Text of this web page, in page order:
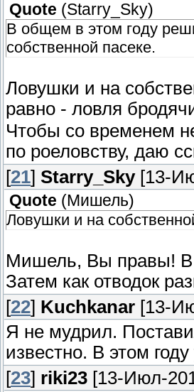
Quote (Starry_Sky)
В общем в этом году
собственной пасеке.
Ловушки и на
равно - ловля
Чтобы со временем
по роеловству, даю
[21] Starry_Sky[13-
Quote (Мишель)
Ловушки и на
Мишель, Вы правы! В
Затем как отводок
[22] Kuchkanar [13-
Я не мудрил.
известно. В этом
[23] riki23 [13-Июл-